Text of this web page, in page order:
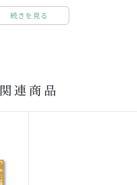
続きを見る
関連商品